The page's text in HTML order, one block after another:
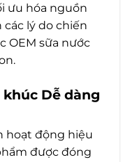
ưu hóa nguồn
các lý do chiến
OEM sữa nước
khúc Dễ dàng
hoạt động hiệu
được đóng